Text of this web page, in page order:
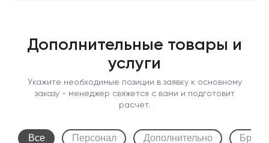
Дополнительные товары и
услуги
Укажите необходимые позиции в заявку к основному
заказу - менеджер свяжется с вами и подготовит
расчет.
Все Персонал Дополнительно